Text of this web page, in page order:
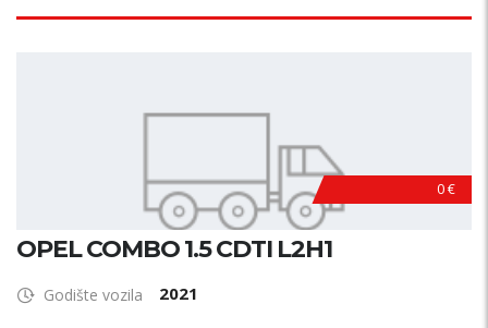
0 €
OPEL COMBO 1.5 CDTI L2H1
Godište vozila 2021